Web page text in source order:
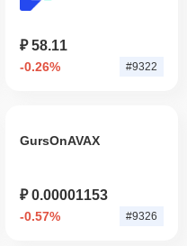
₽ 58.11
-0.26% #9322
GursOnAVAX
₽ 0.00001153
-0.57% #9326